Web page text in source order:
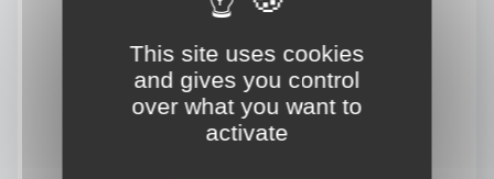
This site uses cookies
and gives you control
over what you want to
activate